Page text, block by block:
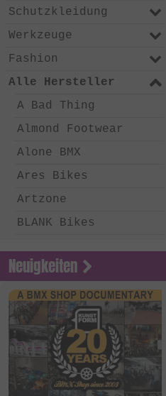
Schutzkleidung
Werkzeuge
Fashion
Alle Hersteller
A Bad Thing
Almond Footwear
Alone BMX
Ares Bikes
Artzone
BLANK Bikes
Chico Clothing
Coalition BMX
Country Bikes
Deep BMX
Eastern Bikes
eclat
Neuigkeiten